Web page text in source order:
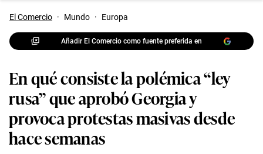
El Comercio · Mundo · Europa
Añadir El Comercio como fuente preferida en
En qué consiste la polémica “ley
rusa” que aprobó Georgia y
provoca protestas masivas desde
hace semanas